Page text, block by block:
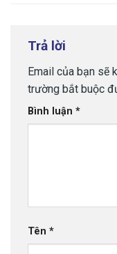
Trả lời
Email của bạn sẽ
trường bắt buộc
Bình luận *
Tên *